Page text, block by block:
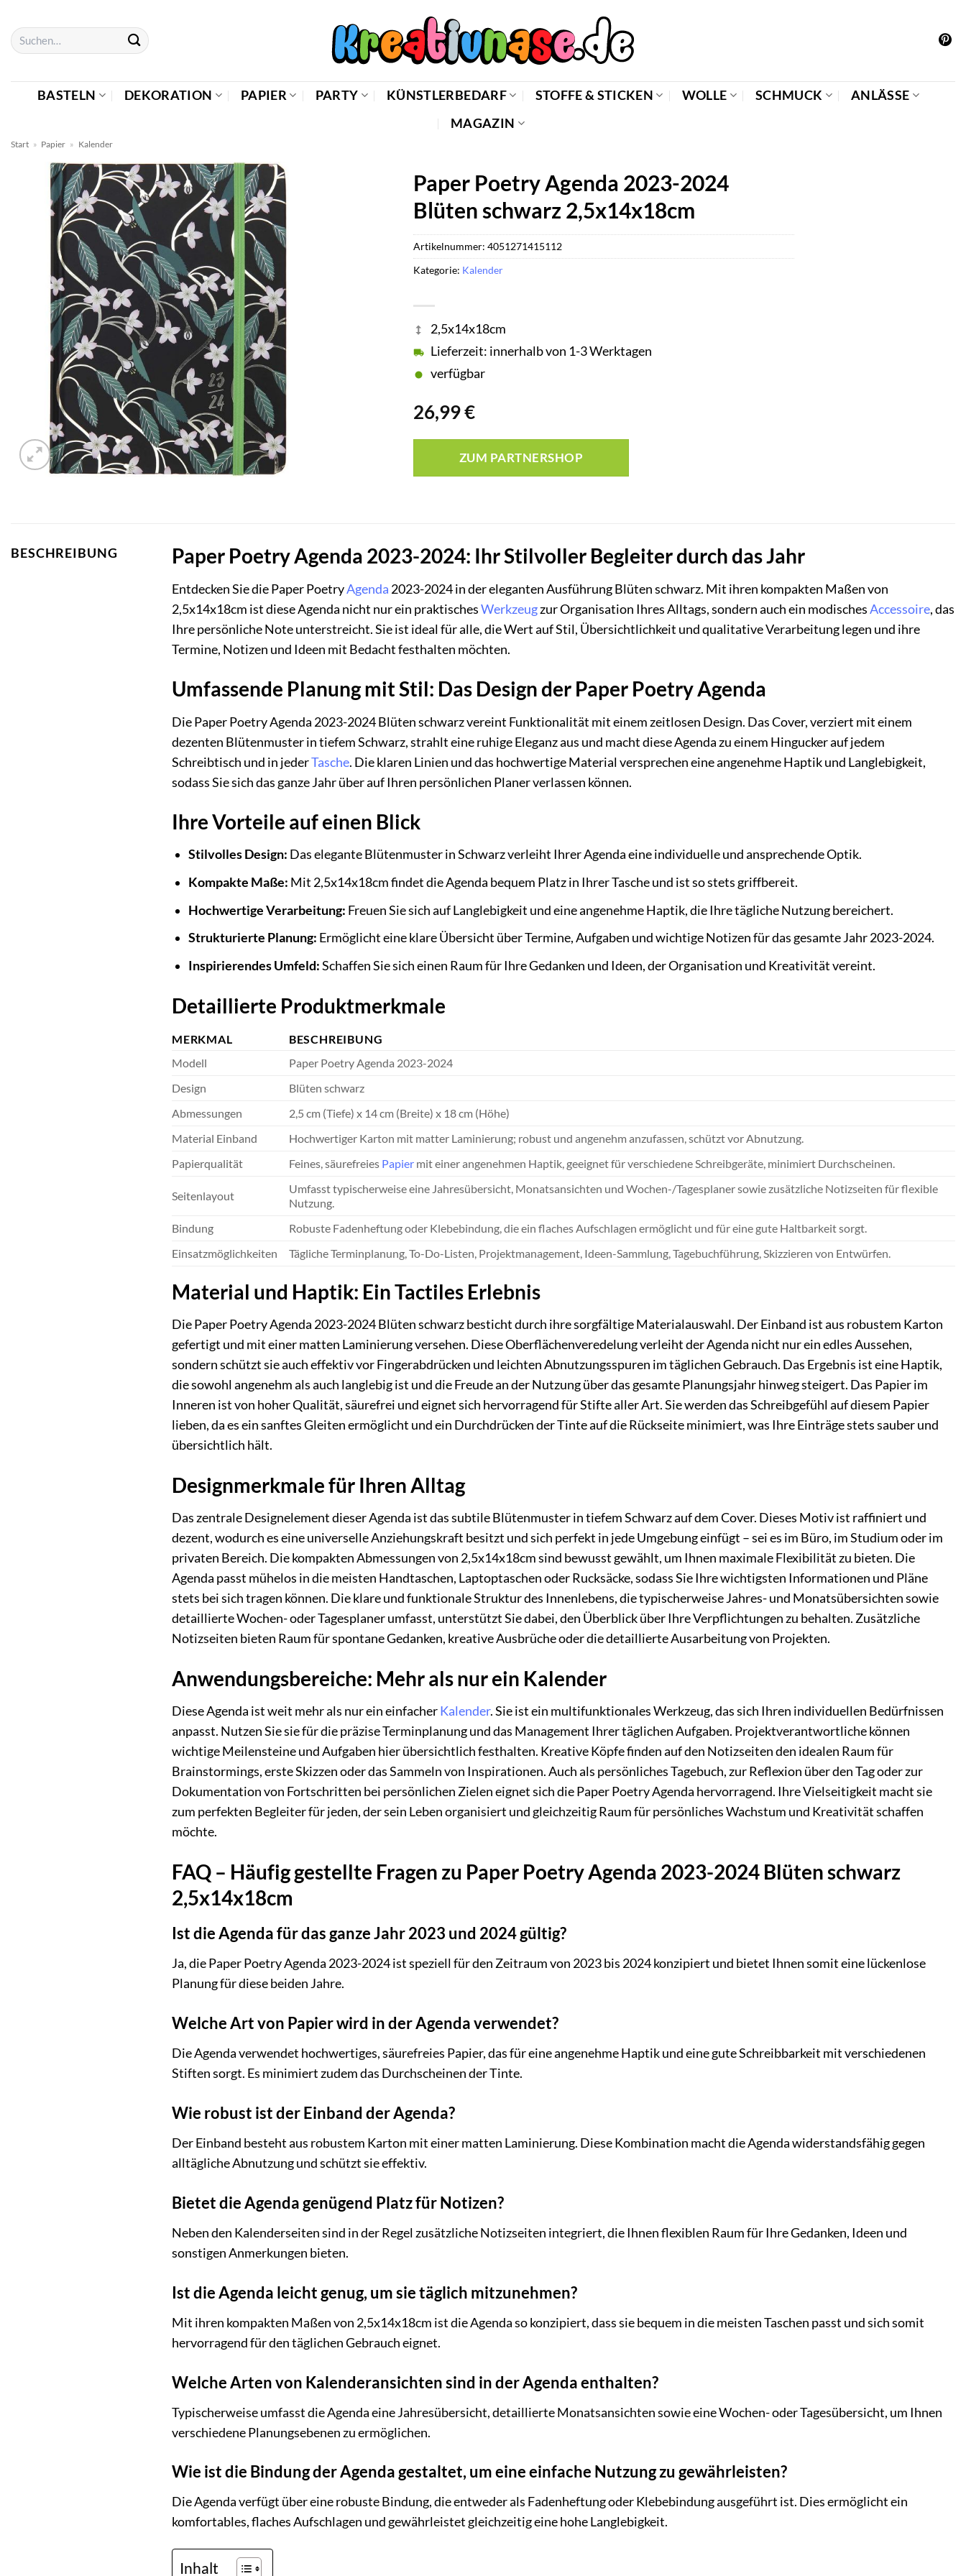
Inhalt
springen
Suchen
nach:
BASTELN DEKORATION PAPIER PARTY KÜNSTLERBEDARF STOFFE & STICKEN WOLLE SCHMUCK
ANLÄSSE
MAGAZIN
Start » Papier » Kalender
Paper Poetry Agenda 2023-2024
Blüten schwarz 2,5x14x18cm
26,99€
2,5x14x18cm
Lieferzeit: innerhalb von 1-3 Werktagen
verfügbar
ZUM PARTNERSHOP
Artikelnummer: 4051271415112
Kategorie: Kalender
BESCHREIBUNG Paper Poetry Agenda 2023-2024: Ihr Stilvoller Begleiter durch das Jahr
Entdecken Sie die Paper PoetryAgenda 2023-2024 in der eleganten Ausführung Blüten schwarz. Mit ihren kompakten Maßen von
2,5x14x18cm ist diese Agenda nicht nur ein praktischesWerkzeugzur Organisation Ihres Alltags, sondern auch ein modischesAccessoire, das
Ihre persönliche Note unterstreicht. Sie ist ideal für alle, die Wert auf Stil, Übersichtlichkeit und qualitative Verarbeitung legen und ihre
Termine, Notizen und Ideen mit Bedacht festhalten möchten.
Umfassende Planung mit Stil: Das Design der Paper Poetry Agenda
Die Paper Poetry Agenda 2023-2024 Blüten schwarz vereint Funktionalität mit einem zeitlosen Design. Das Cover, verziert mit einem
dezenten Blütenmuster in tiefem Schwarz, strahlt eine ruhige Eleganz aus und macht diese Agenda zu einem Hingucker auf jedem
Schreibtisch und in jederTasche. Die klaren Linien und das hochwertige Material versprechen eine angenehme Haptik und Langlebigkeit,
sodass Sie sich das ganze Jahr über auf Ihren persönlichen Planer verlassen können.
Ihre Vorteile auf einen Blick
Stilvolles Design: Das elegante Blütenmuster in Schwarz verleiht Ihrer Agenda eine individuelle und ansprechende Optik.
Kompakte Maße: Mit 2,5x14x18cm findet die Agenda bequem Platz in Ihrer Tasche und ist so stets griffbereit.
Hochwertige Verarbeitung: Freuen Sie sich auf Langlebigkeit und eine angenehme Haptik, die Ihre tägliche Nutzung bereichert.
Strukturierte Planung: Ermöglicht eine klare Übersicht über Termine, Aufgaben und wichtige Notizen für das gesamte Jahr 2023-2024.
Inspirierendes Umfeld:Schaffen Sie sich einen Raum für Ihre Gedanken und Ideen, der Organisation und Kreativität vereint.
Detaillierte Produktmerkmale
MERKMAL
BESCHREIBUNG
Modell
Paper Poetry Agenda 2023-2024
Design
Blüten schwarz
Abmessungen
2,5 cm (Tiefe) x 14 cm (Breite) x 18 cm (Höhe)
Material Einband
Hochwertiger Karton mit matter Laminierung; robust und angenehm anzufassen, schützt vor Abnutzung.
Papierqualität
Feines, säurefreies Papiermit einer angenehmen Haptik, geeignet für verschiedene Schreibgeräte, minimiert Durchscheinen.
Seitenlayout
Umfasst typischerweise eine Jahresübersicht, Monatsansichten und Wochen-/Tagesplaner sowie zusätzliche Notizseiten für flexible
Nutzung.
Bindung
Robuste Fadenheftung oder Klebebindung, die ein flaches Aufschlagen ermöglicht und für eine gute Haltbarkeit sorgt.
Einsatzmöglichkeiten
Tägliche Terminplanung, To-Do-Listen, Projektmanagement, Ideen-Sammlung, Tagebuchführung, Skizzieren von Entwürfen.
Material und Haptik: Ein Tactiles Erlebnis
Die Paper Poetry Agenda 2023-2024 Blüten schwarz besticht durch ihre sorgfältige Materialauswahl. Der Einband ist aus robustem Karton
gefertigt und mit einer matten Laminierung versehen. Diese Oberflächenveredelung verleiht der Agenda nicht nur ein edles Aussehen,
sondern schützt sie auch effektiv vor Fingerabdrücken und leichten Abnutzungsspuren im täglichen Gebrauch. Das Ergebnis ist eine Haptik,
die sowohl angenehm als auch langlebig ist und die Freude an der Nutzung über das gesamte Planungsjahr hinweg steigert. Das Papier im
Inneren ist von hoher Qualität, säurefrei und eignet sich hervorragend für Stifte aller Art. Sie werden das Schreibgefühl auf diesem Papier
lieben, da es ein sanftes Gleiten ermöglicht und ein Durchdrücken der Tinte auf die Rückseite minimiert, was Ihre Einträge stets sauber und
übersichtlich hält.
Designmerkmale für Ihren Alltag
Das zentrale Designelement dieser Agenda ist das subtile Blütenmuster in tiefem Schwarz auf dem Cover. Dieses Motiv ist raffiniert und
dezent, wodurch es eine universelle Anziehungskraft besitzt und sich perfekt in jede Umgebung einfügt – sei es im Büro, im Studium oder im
privaten Bereich. Die kompakten Abmessungen von 2,5x14x18cm sind bewusst gewählt, um Ihnen maximale Flexibilität zu bieten. Die
Agenda passt mühelos in die meisten Handtaschen, Laptoptaschen oder Rucksäcke, sodass Sie Ihre wichtigsten Informationen und Pläne
stets bei sich tragen können. Die klare und funktionale Struktur des Innenlebens, die typischerweise Jahres- und Monatsübersichten sowie
detaillierte Wochen- oder Tagesplaner umfasst, unterstützt Sie dabei, den Überblick über Ihre Verpflichtungen zu behalten. Zusätzliche
Notizseiten bieten Raum für spontane Gedanken, kreative Ausbrüche oder die detaillierte Ausarbeitung von Projekten.
Anwendungsbereiche: Mehr als nur ein Kalender
Diese Agenda ist weit mehr als nur ein einfacherKalender. Sie ist ein multifunktionales Werkzeug, das sich Ihren individuellen Bedürfnissen
anpasst. Nutzen Sie sie für die präzise Terminplanung und das Management Ihrer täglichen Aufgaben. Projektverantwortliche können
wichtige Meilensteine und Aufgaben hier übersichtlich festhalten. Kreative Köpfe finden auf den Notizseiten den idealen Raum für
Brainstormings, erste Skizzen oder das Sammeln von Inspirationen. Auch als persönliches Tagebuch, zur Reflexion über den Tag oder zur
Dokumentation von Fortschritten bei persönlichen Zielen eignet sich die Paper Poetry Agenda hervorragend. Ihre Vielseitigkeit macht sie
zum perfekten Begleiter für jeden, der sein Leben organisiert und gleichzeitig Raum für persönliches Wachstum und Kreativität schaffen
möchte.
FAQ – Häufig gestellte Fragen zu Paper Poetry Agenda 2023-2024 Blüten schwarz
2,5x14x18cm
Ist die Agenda für das ganze Jahr 2023 und 2024 gültig?
Ja, die Paper Poetry Agenda 2023-2024 ist speziell für den Zeitraum von 2023 bis 2024 konzipiert und bietet Ihnen somit eine lückenlose
Planung für diese beiden Jahre.
Welche Art von Papier wird in der Agenda verwendet?
Die Agenda verwendet hochwertiges, säurefreies Papier, das für eine angenehme Haptik und eine gute Schreibbarkeit mit verschiedenen
Stiften sorgt. Es minimiert zudem das Durchscheinen der Tinte.
Wie robust ist der Einband der Agenda?
Der Einband besteht aus robustem Karton mit einer matten Laminierung. Diese Kombination macht die Agenda widerstandsfähig gegen
alltägliche Abnutzung und schützt sie effektiv.
Bietet die Agenda genügend Platz für Notizen?
Neben den Kalenderseiten sind in der Regel zusätzliche Notizseiten integriert, die Ihnen flexiblen Raum für Ihre Gedanken, Ideen und
sonstigen Anmerkungen bieten.
Ist die Agenda leicht genug, um sie täglich mitzunehmen?
Mit ihren kompakten Maßen von 2,5x14x18cm ist die Agenda so konzipiert, dass sie bequem in die meisten Taschen passt und sich somit
hervorragend für den täglichen Gebrauch eignet.
Welche Arten von Kalenderansichten sind in der Agenda enthalten?
Typischerweise umfasst die Agenda eine Jahresübersicht, detaillierte Monatsansichten sowie eine Wochen- oder Tagesübersicht, um Ihnen
verschiedene Planungsebenen zu ermöglichen.
Wie ist die Bindung der Agenda gestaltet, um eine einfache Nutzung zu gewährleisten?
Die Agenda verfügt über eine robuste Bindung, die entweder als Fadenheftung oder Klebebindung ausgeführt ist. Dies ermöglicht ein
komfortables, flaches Aufschlagen und gewährleistet gleichzeitig eine hohe Langlebigkeit.
Inhalt